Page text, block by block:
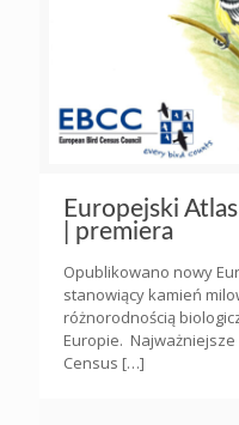
Europejski
| premiera
Opublikowano nowy
stanowiący kamień
różnorodnością
Europie.
Census […]